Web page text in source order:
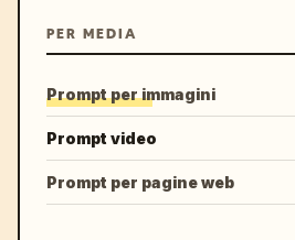
PER MEDIA
Prompt per immagini
Prompt video
Prompt per pagine web